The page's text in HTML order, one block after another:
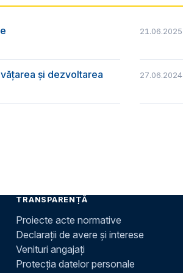
21.06.2025
și dezvoltarea
27.06.2024
TRANSPARENȚĂ
Proiecte acte normative
Declarații de avere și interese
Venituri angajați
Protecția datelor personale